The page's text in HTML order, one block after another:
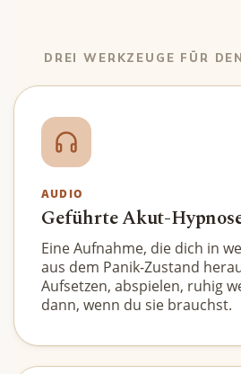
DREI WERKZEUGE FÜR
AUDIO
Geführte Akut-
Eine Aufnahme, die dich in
aus dem Panik-Zustand
Aufsetzen, abspielen, ruhig
dann, wenn du sie brauchst.